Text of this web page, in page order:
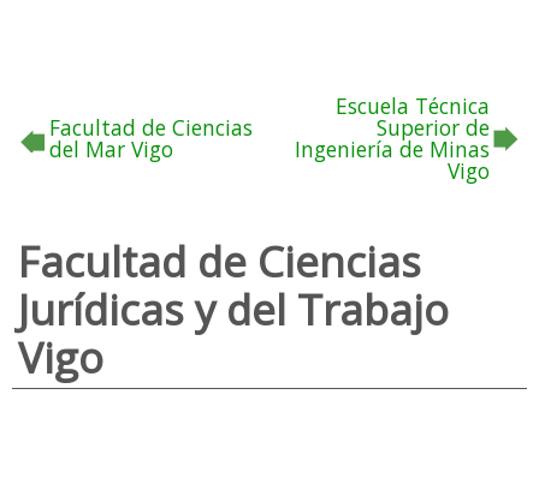
Facultad de Ciencias
del Mar Vigo
Escuela Técnica
Superior de
Ingeniería de Minas
Vigo
Facultad de Ciencias
Jurídicas y del Trabajo
Vigo